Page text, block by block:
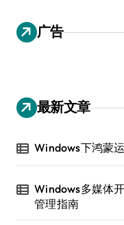
广告
最新文章
Windows下鸿蒙
Windows多媒体
管理指南